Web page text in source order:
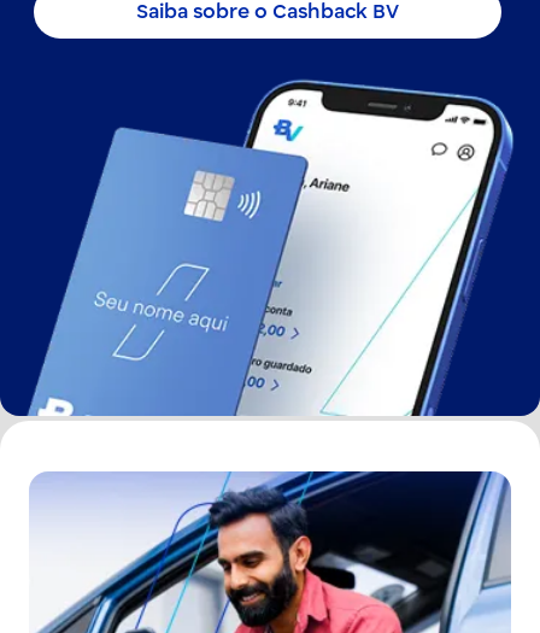
Saiba sobre o Cashback BV